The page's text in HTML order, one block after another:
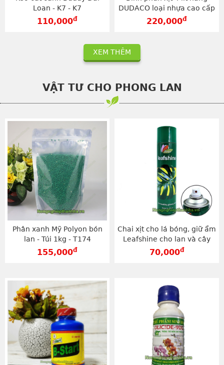
Loan - K7 - K7
110,000đ
DUDACO loại nhựa cao cấp
- BX4
220,000đ
XEM THÊM
VẬT TƯ CHO PHONG LAN
Phân xanh Mỹ Polyon bón
lan - Túi 1kg - T174
155,000đ
Chai xịt cho lá bóng, giữ ẩm
Leafshine cho lan và cây
cảnh - T50
70,000đ